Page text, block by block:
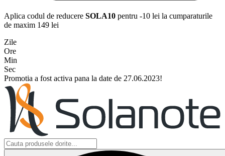
Aplica codul de reducere SOLA10 pentru -10 lei la cumparaturile
de maxim 149 lei
Zile
Ore
Min
Sec
Promotia a fost activa pana la date de 27.06.2023!
Search
...